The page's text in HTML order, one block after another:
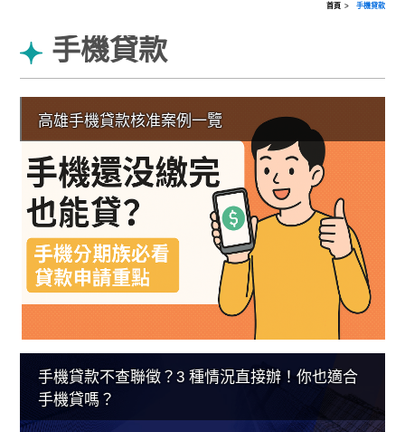
首頁 手機貸款
手機貸款
高雄手機貸款核准案例一覽
手機貸款不查聯徵？3 種情況直接辦！你也適合
手機貸嗎？